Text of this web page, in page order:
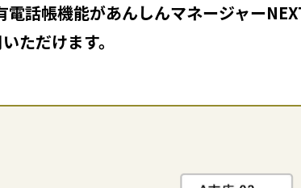
話帳機能があんしんマネージャー
ただけます。